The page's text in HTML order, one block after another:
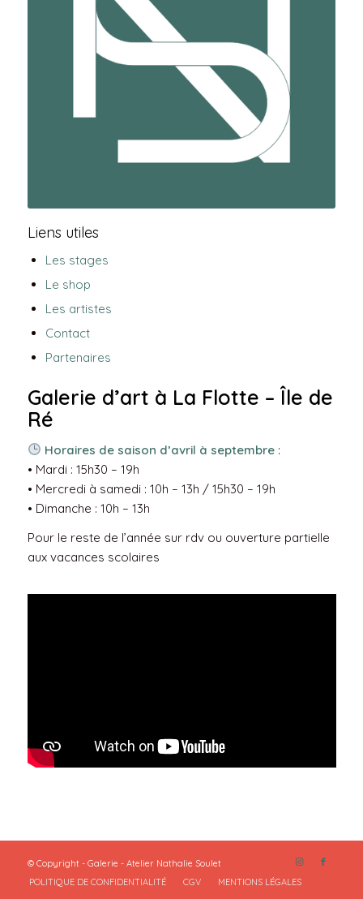
Liens utiles
Les stages
Le shop
Les artistes
Contact
Partenaires
Galerie d’art à La Flotte – Île de
Ré
Horaires de saison d’avril à septembre:
• Mardi : 15h30 – 19h
• Mercredi à samedi : 10h – 13h / 15h30 – 19h
• Dimanche : 10h – 13h
Pour le reste de l’année sur rdv ou ouverture partielle
aux vacances scolaires
© Copyright - Galerie - Atelier Nathalie Soulet
POLITIQUE DE CONFIDENTIALITÉ
CGV MENTIONS LÉGALES